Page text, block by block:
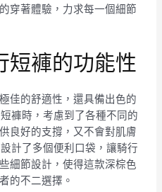
穿著體驗，力求每一個細節
短褲的功能性
佳的舒適性，還具備出色的
褲時，考慮到了各種不同的
良好的支撐，又不會對肌膚
計了多個便利口袋，讓騎行
細節設計，使得這款深棕色
的不二選擇。